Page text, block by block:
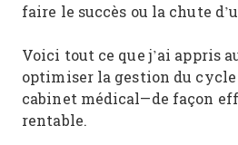
faire le succès ou la chute
Voici tout ce que j’ai appris
optimiser la gestion du cycle
cabinet médical—de façon
rentable.